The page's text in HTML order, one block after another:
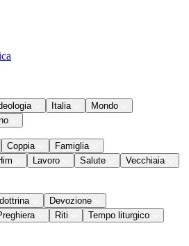
Italia
Mondo
Coppia
Famiglia
Lavoro Salute
Vecchiaia
Devozione
Riti
Tempo liturgico